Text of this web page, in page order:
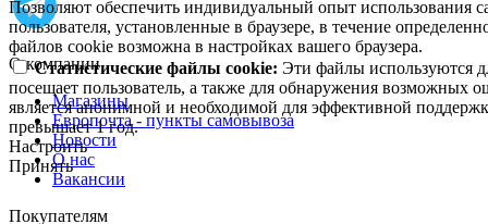
Позволяют обеспечить индивидуальный опыт использования
пользователя, установленные в браузере, в течение
файлов cookie возможна в настройках вашего браузера.
Статистические файлы cookie: Эти файлы используются
посещает пользователь, а также для обнаружения возможных
является анонимной и необходимой для эффективной
превышает 1 год.
Настроить
Принять
О компании
Магазины
Европочта - пункты самовывоза
Новости
О нас
Вакансии
Покупателям